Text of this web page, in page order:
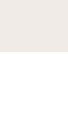
(и в море, и в